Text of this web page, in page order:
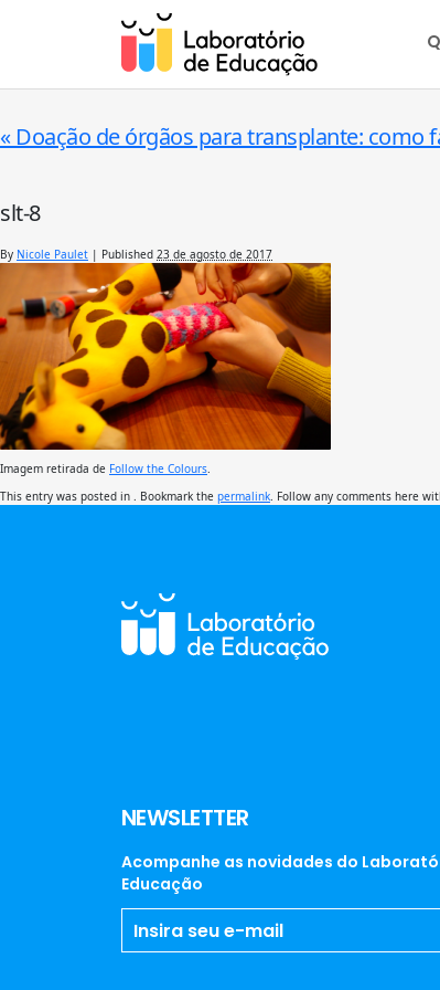
« Doação de órgãos para transplante: como
slt-8
By Nicole Paulet | Published 23 de agosto de 2017
Imagem retirada de Follow the Colours
This entry was posted in . Bookmark the permalink . Follow any comments here
NEWSLETTER
Acompanhe as novidades do
Educação